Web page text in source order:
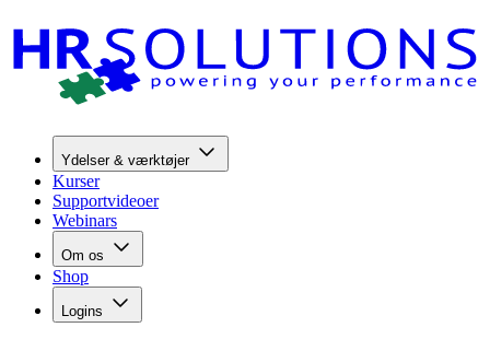
Ydelser & værktøjer
Kurser
Supportvideoer
Webinars
Om os
Shop
Logins